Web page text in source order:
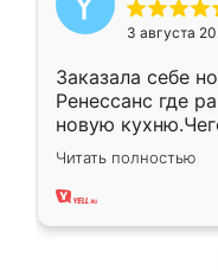
3 августа
Заказала себе
Ренессанс где
новую
вполне
два года,
Читать полностью